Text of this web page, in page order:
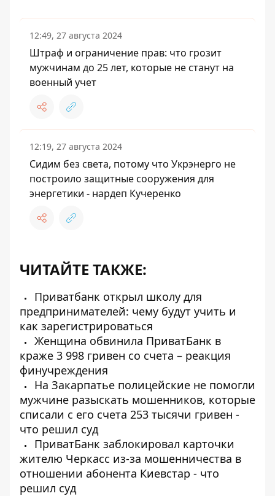
12:49, 27 августа 2024
Штраф и ограничение прав: что грозит
мужчинам до 25 лет, которые не станут на
военный учет
12:19, 27 августа 2024
Сидим без света, потому что Укрэнерго не
построило защитные сооружения для
энергетики - нардеп Кучеренко
ЧИТАЙТЕ ТАКЖЕ:
Приватбанк открыл школу для
предпринимателей: чему будут учить и
как зарегистрироваться
Женщина обвинила ПриватБанк в
краже 3 998 гривен со счета – реакция
финучреждения
На Закарпатье полицейские не помогли
мужчине разыскать мошенников, которые
списали с его счета 253 тысячи гривен -
что решил суд
ПриватБанк заблокировал карточки
жителю Черкасс из-за мошенничества в
отношении абонента Киевстар - что
решил суд